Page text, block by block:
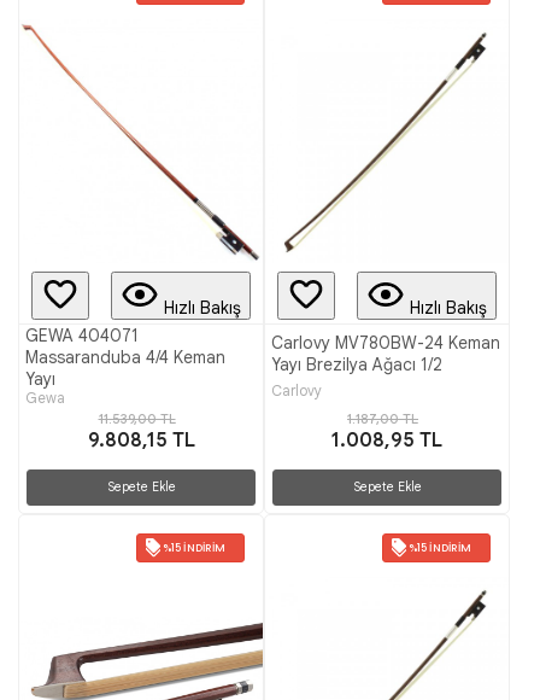
Hızlı Bakış
GEWA 404071
Massaranduba 4/4 Keman
Yayı
Gewa
11.539,00 TL
9.808,15 TL
Sepete Ekle
Hızlı Bakış
Carlovy MV780BW-24 Keman
Yayı Brezilya Ağacı 1/2
Carlovy
1.187,00 TL
1.008,95 TL
Sepete Ekle
%15 İNDIRIM %15 İNDIRIM